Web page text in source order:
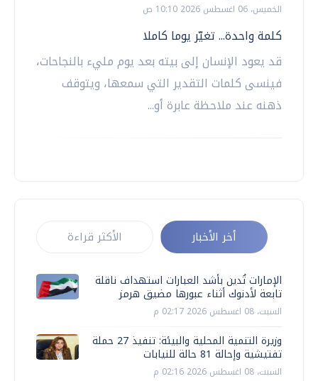
الخميس، 06 اغسطس 2026 10:10 ص
كلمة واحدة... تغيّر يوما كاملا
قد يعود الإنسان إلى بيته بعد يوم مليء بالنجاحات،
فينسى كلمات التقدير التي سمعها، ويتوقف
ذهنه عند ملاحظة عابرة أو...
أخر الأخبار الأكثر قراءة
الإمارات تُدين بأشد العبارات استهداف ناقلة
تابعة لأدنوك أثناء عبورها مضيق هرمز
السبت، 08 اغسطس 2026 02:17 م
وزيرة التنمية المحلية والبيئة: تنفيذ 27 حملة
تفتيشية وإحالة 81 حالة للنيابات
السبت، 08 اغسطس 2026 02:16 م